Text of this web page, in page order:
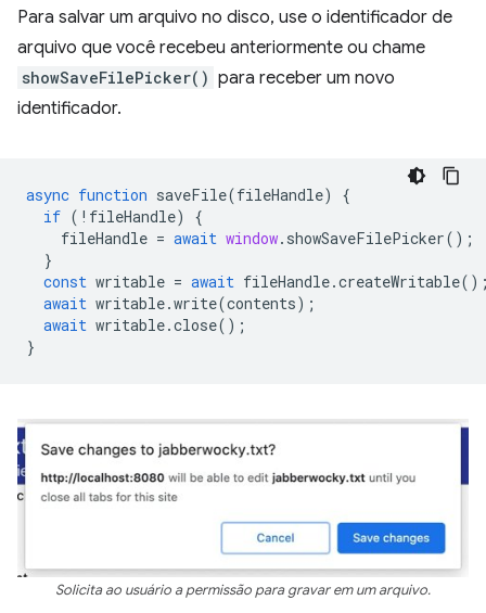
Para salvar um arquivo no disco, use o identificador de
arquivo que você recebeu anteriormente ou chame
showSaveFilePicker() para receber um novo
identificador.
async function saveFile(fileHandle)
{
if ( ! fileHandle)
{
fileHandle = await window. showSaveFilePicker();
}
const writable = await fileHandle.createWritable
await writable.write(contents);
await writable.close();
}
Solicita ao usuário a permissão para gravar em um arquivo.